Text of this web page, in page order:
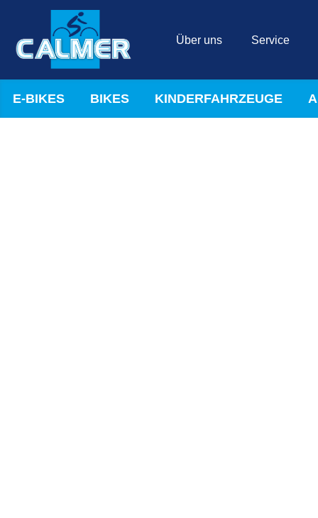
Über uns Service
E-BIKES BIKES KINDERFAHRZEUGE